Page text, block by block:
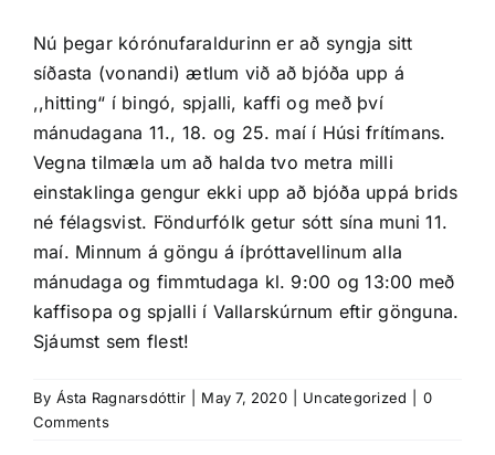
Nú þegar kórónufaraldurinn er að syngja sitt
síðasta (vonandi) ætlum við að bjóða upp á
,,hitting“ í bingó, spjalli, kaffi og með því
mánudagana 11., 18. og 25. maí í Húsi frítímans.
Vegna tilmæla um að halda tvo metra milli
einstaklinga gengur ekki upp að bjóða uppá brids
né félagsvist. Föndurfólk getur sótt sína muni 11.
maí. Minnum á göngu á íþróttavellinum alla
mánudaga og fimmtudaga kl. 9:00 og 13:00 með
kaffisopa og spjalli í Vallarskúrnum eftir gönguna.
Sjáumst sem flest!
By Ásta Ragnarsdóttir May 7, 2020 Uncategorized
0
Comments